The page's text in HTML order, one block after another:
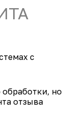
с
обработки, но
отзыва